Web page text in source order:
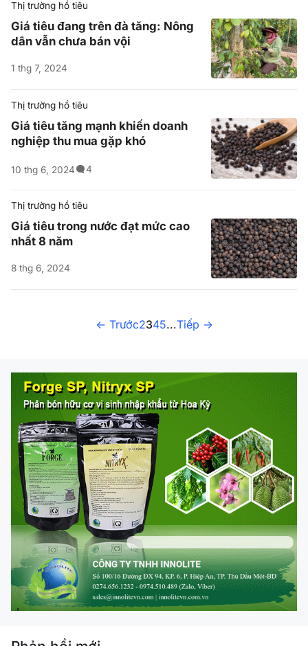
Thị trường hồ tiêu
Giá tiêu đang trên đà tăng: Nông
dân vẫn chưa bán vội
1 thg 7, 2024
Thị trường hồ tiêu
Giá tiêu tăng mạnh khiến doanh
nghiệp thu mua gặp khó
10 thg 6, 2024 4
Thị trường hồ tiêu
Giá tiêu trong nước đạt mức cao
nhất 8 năm
8 thg 6, 2024
<- Trước2345...Tiếp ->